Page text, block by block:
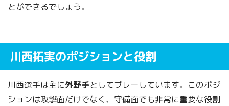
とができるでしょう。
川西拓実のポジションと役割
川西選手は主に外野手としてプレーしています。このポジ
ションは攻撃面だけでなく、守備面でも非常に重要な役割